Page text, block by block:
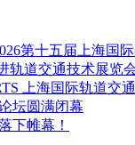
第十五届上海国
轨道交通技术展览
上海国际轨道交
坛圆满闭幕
下帷幕！